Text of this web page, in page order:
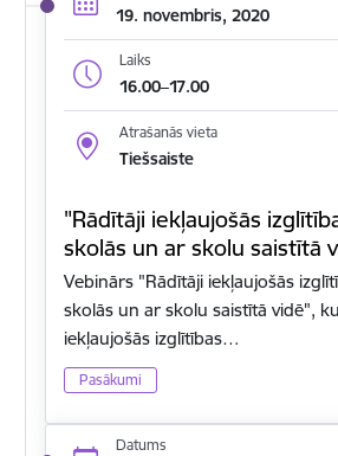
19. novembris, 2020
Laiks
16.00–17.00
Atrašanās vieta
Tiešsaiste
"Rādītāji iekļaujošās
skolās un ar skolu saistītā
Vebinārs "Rādītāji iekļaujošās
skolās un ar skolu saistītā vidē",
iekļaujošās izglītības…
Pasākumi
Datums